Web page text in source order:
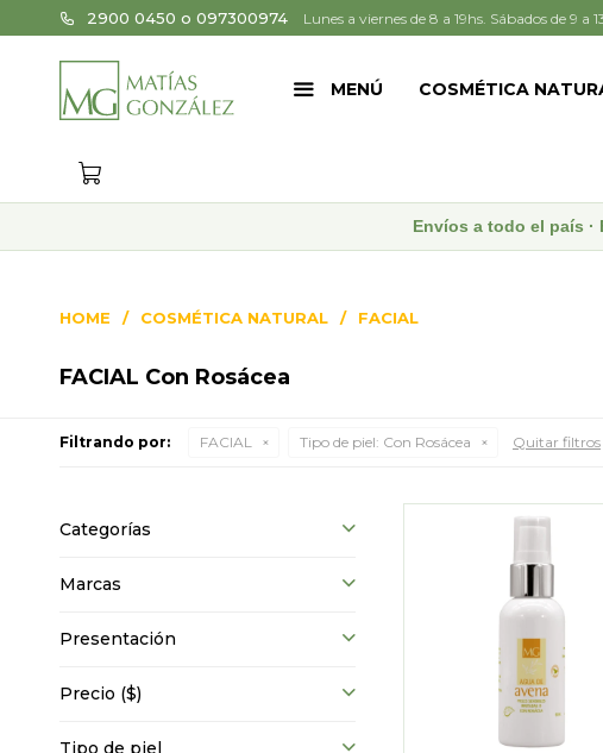
MENÚ COSMÉTICA
2900 0450 o 097300974 Lunes a viernes de 8 a 19hs. Sábados de 9 a
Envíos a todo el país ·
HOME COSMÉTICA NATURAL FACIAL
FACIAL Con Rosácea
Filtrando por: FACIAL Tipo de piel: Con Rosácea Quitar filtros
Categorías
Marcas
Presentación
Precio ($)
Tipo de piel